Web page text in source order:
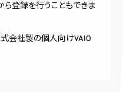
。
登録を行うこともできま
会社製の個人向けVAIO